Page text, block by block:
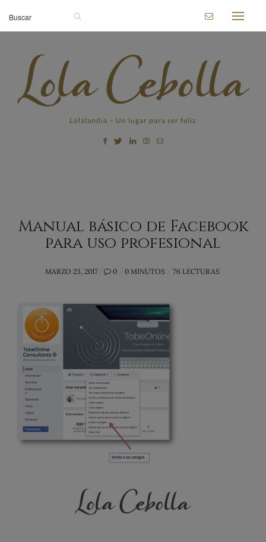
Lolalandia – Un lugar para ser feliz
Manual básico de Facebook
para uso profesional
POSTED
MARZO 23, 2017 0 0 MINUTOS 76 LECTURAS